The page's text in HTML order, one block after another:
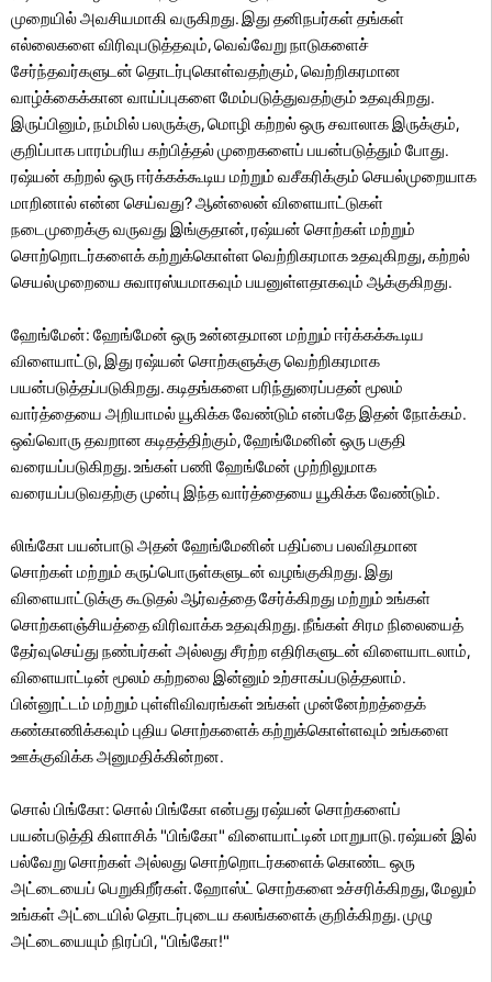
முறையில் அவசியமாகி வருகிறது. இது தனிநபர்கள் தங்கள்
எல்லைகளை விரிவுபடுத்தவும், வெவ்வேறு நாடுகளைச்
சேர்ந்தவர்களுடன் தொடர்புகொள்வதற்கும், வெற்றிகரமான
வாழ்க்கைக்கான வாய்ப்புகளை மேம்படுத்துவதற்கும் உதவுகிறது.
இருப்பினும், நம்மில் பலருக்கு, மொழி கற்றல் ஒரு சவாலாக இருக்கும்,
குறிப்பாக பாரம்பரிய கற்பித்தல் முறைகளைப் பயன்படுத்தும் போது.
ரஷ்யன் கற்றல் ஒரு ஈர்க்கக்கூடிய மற்றும் வசீகரிக்கும் செயல்முறையாக
மாறினால் என்ன செய்வது? ஆன்லைன் விளையாட்டுகள்
நடைமுறைக்கு வருவது இங்குதான், ரஷ்யன் சொற்கள் மற்றும்
சொற்றொடர்களைக் கற்றுக்கொள்ள வெற்றிகரமாக உதவுகிறது, கற்றல்
செயல்முறையை சுவாரஸ்யமாகவும் பயனுள்ளதாகவும் ஆக்குகிறது.
ஹேங்மேன்: ஹேங்மேன் ஒரு உன்னதமான மற்றும் ஈர்க்கக்கூடிய
விளையாட்டு, இது ரஷ்யன் சொற்களுக்கு வெற்றிகரமாக
பயன்படுத்தப்படுகிறது. கடிதங்களை பரிந்துரைப்பதன் மூலம்
வார்த்தையை அறியாமல் யூகிக்க வேண்டும் என்பதே இதன் நோக்கம்.
ஒவ்வொரு தவறான கடிதத்திற்கும், ஹேங்மேனின் ஒரு பகுதி
வரையப்படுகிறது. உங்கள் பணி ஹேங்மேன் முற்றிலுமாக
வரையப்படுவதற்கு முன்பு இந்த வார்த்தையை யூகிக்க வேண்டும்.
லிங்கோ பயன்பாடு அதன் ஹேங்மேனின் பதிப்பை பலவிதமான
சொற்கள் மற்றும் கருப்பொருள்களுடன் வழங்குகிறது. இது
விளையாட்டுக்கு கூடுதல் ஆர்வத்தை சேர்க்கிறது மற்றும் உங்கள்
சொற்களஞ்சியத்தை விரிவாக்க உதவுகிறது. நீங்கள் சிரம நிலையைத்
தேர்வுசெய்து நண்பர்கள் அல்லது சீரற்ற எதிரிகளுடன் விளையாடலாம்,
விளையாட்டின் மூலம் கற்றலை இன்னும் உற்சாகப்படுத்தலாம்.
பின்னூட்டம் மற்றும் புள்ளிவிவரங்கள் உங்கள் முன்னேற்றத்தைக்
கண்காணிக்கவும் புதிய சொற்களைக் கற்றுக்கொள்ளவும் உங்களை
ஊக்குவிக்க அனுமதிக்கின்றன.
சொல் பிங்கோ: சொல் பிங்கோ என்பது ரஷ்யன் சொற்களைப்
பயன்படுத்தி கிளாசிக் "பிங்கோ" விளையாட்டின் மாறுபாடு. ரஷ்யன் இல்
பல்வேறு சொற்கள் அல்லது சொற்றொடர்களைக் கொண்ட ஒரு
அட்டையைப் பெறுகிறீர்கள். ஹோஸ்ட் சொற்களை உச்சரிக்கிறது, மேலும்
உங்கள் அட்டையில் தொடர்புடைய கலங்களைக் குறிக்கிறது. முழு
அட்டையையும் நிரப்பி, "பிங்கோ!"